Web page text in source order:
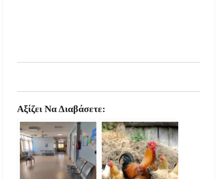
Αξίζει Να Διαβάσετε: